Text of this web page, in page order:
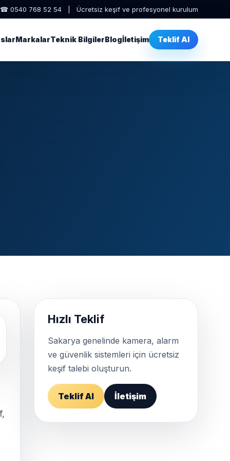
☎ 0540 768 52 54 | Ücretsiz keşif ve profesyonel kurulum
MarkalarTeknik BilgilerBlogİletişim Teklif Al
Hızlı Teklif
Sakarya genelinde kamera, alarm
ve güvenlik sistemleri için ücretsiz
keşif talebi oluşturun.
Teklif Al İletişim